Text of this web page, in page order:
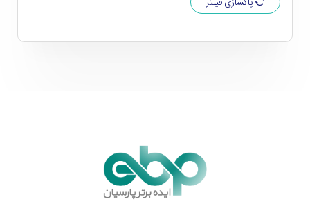
نشان می دهد. پس اگر دشمنان شما در بازی در سایه ها و اتاق
های تاریک مخفی شده باشند، به خوبی قادر به تشخیص آنها